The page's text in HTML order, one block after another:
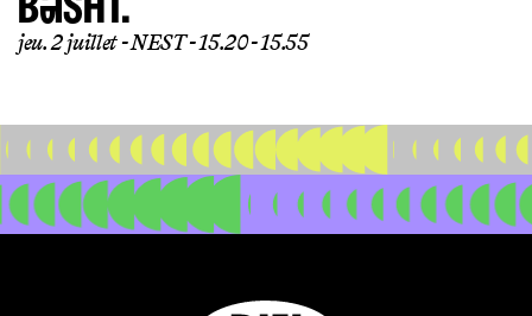
jeu. 2 juillet NEST 15.20 - 15.55